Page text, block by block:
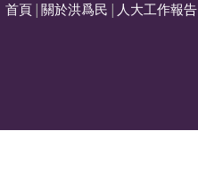
首頁 關於洪爲民 人大工作報告